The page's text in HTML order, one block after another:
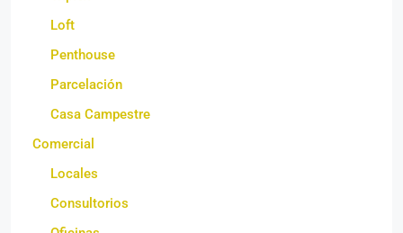
Loft
Penthouse
Parcelación
Casa Campestre
Comercial
Locales
Consultorios